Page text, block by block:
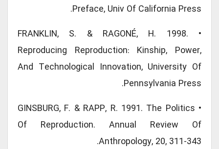
Preface, Univ Of California Press.
• FRANKLIN, S. & RAGONÉ, H. 1998.
Reproducing Reproduction: Kinship, Power,
And Technological Innovation, University Of
Pennsylvania Press.
• GINSBURG, F. & RAPP, R. 1991. The Politics
Of Reproduction. Annual Review Of
Anthropology, 20, 311-343.